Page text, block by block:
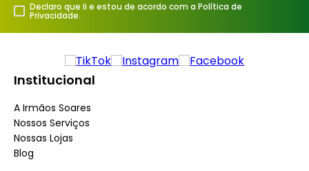
Declaro que li e estou de acordo com a Política de
Privacidade.
Institucional
A Irmãos Soares
Nossos Serviços
Nossas Lojas
Blog